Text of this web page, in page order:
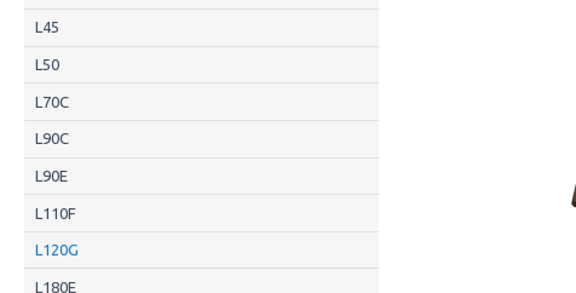
L45
L50
L70C
L90C
L90E
L110F
L120G
L180E